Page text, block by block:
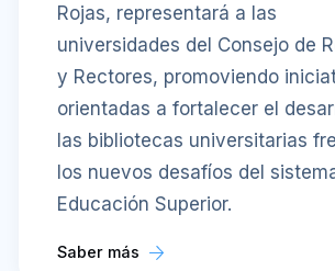
Rojas, representará a las
universidades del Consejo de
y Rectores, promoviendo
orientadas a fortalecer el
las bibliotecas universitarias
los nuevos desafíos del
Educación Superior.
Saber más